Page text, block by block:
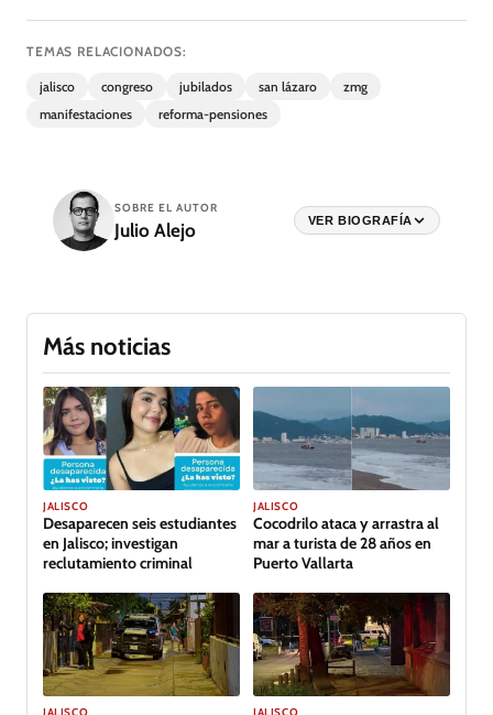
TEMAS RELACIONADOS:
jalisco congreso jubilados san lázaro
zmg
manifestaciones
reforma-pensiones
SOBRE EL AUTOR
Julio Alejo VER BIOGRAFÍA
Más noticias
JALISCO
Desaparecen seis estudiantes
en Jalisco; investigan
reclutamiento criminal
JALISCO
Cocodrilo ataca y arrastra al
mar a turista de 28 años en
Puerto Vallarta